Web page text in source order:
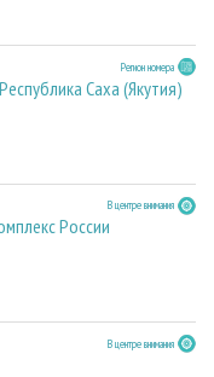
Регион номера
Саха (Якутия)
В центре внимания
России
В центре внимания